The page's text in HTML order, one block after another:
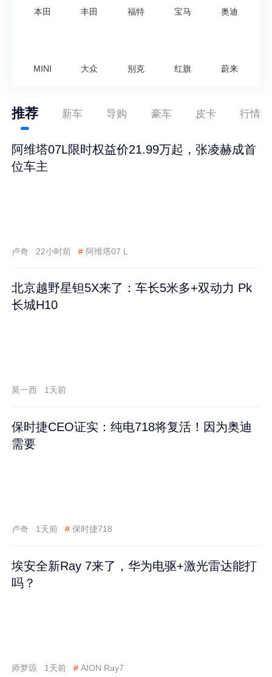
本田 丰田 福特 宝马 奥迪
MINI 大众 别克 红旗 蔚来
推荐 新车 导购 豪车 皮卡 行情
阿维塔07L限时权益价21.99万起，张凌赫成首
位车主
卢奇 22小时前 # 阿维塔07 L
北京越野星钽5X来了：车长5米多+双动力 Pk
长城H10
莫一西 1天前
保时捷CEO证实：纯电718将复活！因为奥迪
需要
卢奇 1天前 # 保时捷718
埃安全新Ray 7来了，华为电驱+激光雷达能打
吗？
师梦琼 1天前 # AION Ray7